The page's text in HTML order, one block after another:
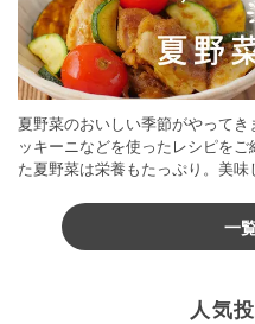
夏野菜のおいしい季節がやって
ッキーニなどを使ったレシピを
た夏野菜は栄養もたっぷり。美
一
人気